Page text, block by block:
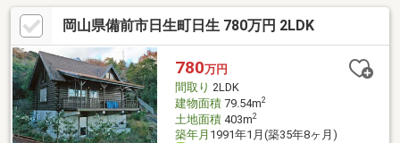
街♪ 「まだ検討中なので…」という方も大歓迎！◎新築と中古の
比較◎月々支払いのシミュレーション◎購入するべきタイミング
◎住み始めるまでの流れetc.など、余すことなくご説明させてい
ただきます！LINEでやり取りも可能ですので、お気軽にお問い合
わせください♪
岡山県備前市日生町日生 780万円 2LDK
780万円
間取り 2LDK
建物面積79.54m2
土地面積403m2
築年月 1991年1月(築35年8ヶ月)